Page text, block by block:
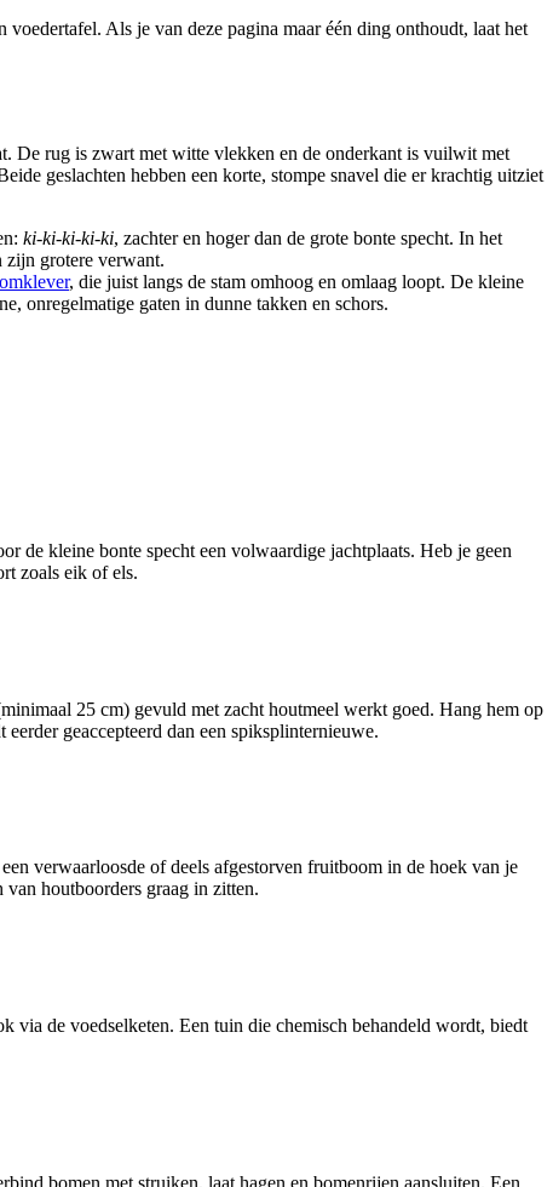
Als je van deze pagina maar één ding onthoudt, laat het
De rug is zwart met witte vlekken en de onderkant is vuilwit met
geslachten hebben een korte, stompe snavel die er krachtig uitziet
ki-ki-ki-ki-ki, zachter en hoger dan de grote bonte specht. In het
zijn grotere verwant.
, die juist langs de stam omhoog en omlaag loopt. De kleine
onregelmatige gaten in dunne takken en schors.
de kleine bonte specht een volwaardige jachtplaats. Heb je geen
zoals eik of els.
25 cm) gevuld met zacht houtmeel werkt goed. Hang hem op
geaccepteerd dan een spiksplinternieuwe.
verwaarloosde of deels afgestorven fruitboom in de hoek van je
houtboorders graag in zitten.
via de voedselketen. Een tuin die chemisch behandeld wordt, biedt